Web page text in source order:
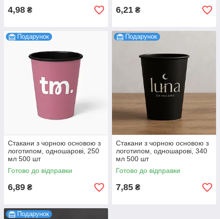
4,98 ₴ 6,21 ₴
Подарунок
Стакани з чорною основою з
логотипом, одношарові, 250
мл 500 шт
Готово до відправки
6,89 ₴
Подарунок
Стакани з чорною основою з
логотипом, одношарові, 340
мл 500 шт
Готово до відправки
7,85 ₴
Подарунок